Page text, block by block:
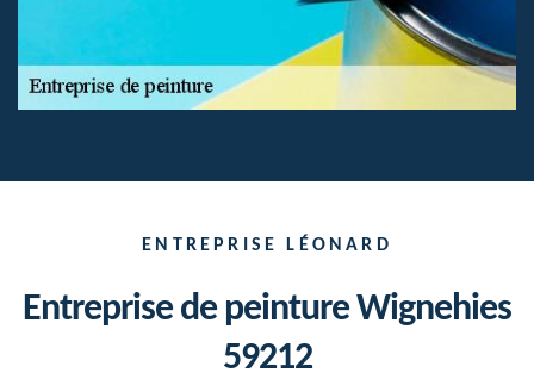
ENTREPRISE LÉONARD
Entreprise de peinture Wignehies
59212